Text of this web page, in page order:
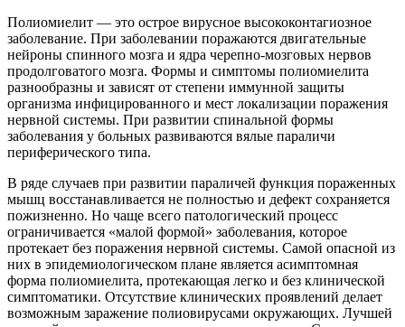
Полиомиелит — это острое вирусное высококонтагиозное
заболевание. При заболевании поражаются двигательные
нейроны спинного мозга и ядра черепно-мозговых нервов
продолговатого мозга. Формы и симптомы полиомиелита
разнообразны и зависят от степени иммунной защиты
организма инфицированного и мест локализации поражения
нервной системы. При развитии спинальной формы
заболевания у больных развиваются вялые параличи
периферического типа.
В ряде случаев при развитии параличей функция пораженных
мышц восстанавливается не полностью и дефект сохраняется
пожизненно. Но чаще всего патологический процесс
ограничивается «малой формой» заболевания, которое
протекает без поражения нервной системы. Самой опасной из
них в эпидемиологическом плане является асимптомная
форма полиомиелита, протекающая легко и без клинической
симптоматики. Отсутствие клинических проявлений делает
возможным заражение полиовирусами окружающих. Лучшей